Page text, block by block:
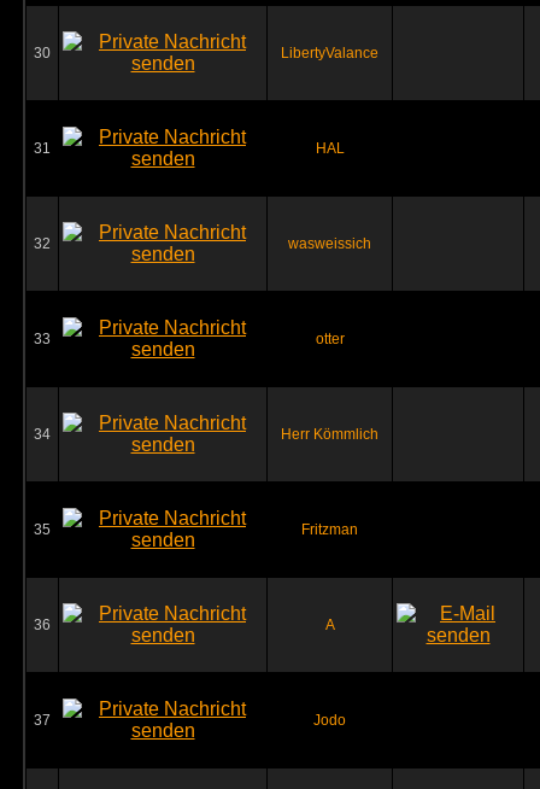
30 LibertyValance
31 HAL
32 wasweissich
33 otter
34 Herr Kömmlich
35 Fritzman
36 A
37 Jodo